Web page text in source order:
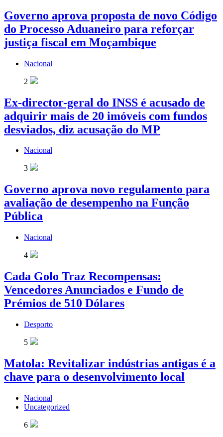
Governo aprova proposta de novo Código
do Processo Aduaneiro para reforçar
justiça fiscal em Moçambique
Nacional
2
Ex-director-geral do INSS é acusado de
adquirir mais de 20 imóveis com fundos
desviados, diz acusação do MP
Nacional
3
Governo aprova novo regulamento para
avaliação de desempenho na Função
Pública
Nacional
4
Cada Golo Traz Recompensas:
Vencedores Anunciados e Fundo de
Prémios de 510 Dólares
Desporto
5
Matola: Revitalizar indústrias antigas é a
chave para o desenvolvimento local
Nacional
Uncategorized
6